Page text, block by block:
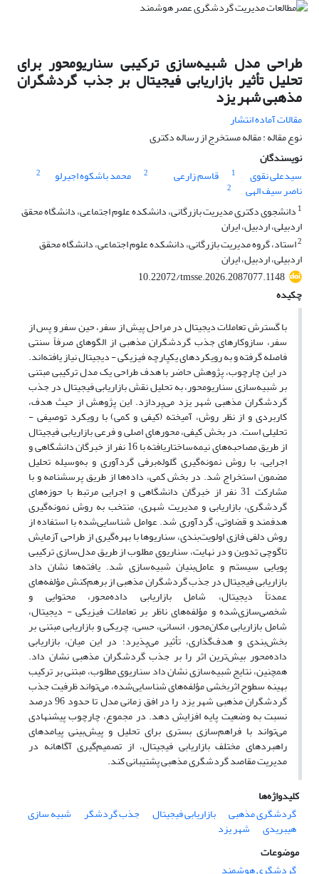
طراحی مدل شبیه‌سازی ترکیبی سناریومحور برای
تحلیل تأثیر بازاریابی فیجیتال بر جذب گردشگران
مذهبی شهر یزد
مقالات آماده انتشار
نوع مقاله : مقاله مستخرج از رساله دکتری
نویسندگان
سیدعلی نقوی
1 قاسم زارعی 2 محمد باشکوه اجیرلو 2
ناصر سیف الهی
2
1 دانشجوی دکتری مدیریت بازرگانی، دانشکده علوم اجتماعی، دانشگاه محقق
اردبیلی، اردبیل، ایران
2استاد، گروه مدیریت بازرگانی، دانشکده علوم اجتماعی، دانشگاه محقق
اردبیلی، اردبیل، ایران
10.22072/tmsse.2026.2087077.1148
چکیده
با گسترش تعاملات دیجیتال در مراحل پیش از سفر، حین سفر و پس از
سفر، سازوکارهای جذب گردشگران مذهبی از الگوهای صرفاً سنتی
فاصله گرفته و به رویکردهای یکپارچه فیزیکی - دیجیتال نیاز یافته‌اند.
در این چارچوب، پژوهش حاضر با هدف طراحی یک مدل ترکیبی مبتنی
بر شبیه‌سازی سناریومحور، به تحلیل نقش بازاریابی فیجیتال در جذب
گردشگران مذهبی شهر یزد می‌پردازد. این پژوهش از حیث هدف،
کاربردی و از نظر روش، آمیخته (کیفی و کمی) با رویکرد توصیفی -
تحلیلی است. در بخش کیفی، محورهای اصلی و فرعی بازاریابی فیجیتال
از طریق مصاحبه‌های نیمه‌ساختاریافته با 16 نفر از خبرگان دانشگاهی و
اجرایی، با روش نمونه‌گیری گلوله‌برفی گردآوری و به‌وسیله تحلیل
مضمون استخراج شد. در بخش کمی، داده‌ها از طریق پرسشنامه و با
مشارکت 31 نفر از خبرگان دانشگاهی و اجرایی مرتبط با حوزه‌های
گردشگری، بازاریابی و مدیریت شهری، منتخب به روش نمونه‌گیری
هدفمند و قضاوتی، گردآوری شد. عوامل شناسایی‌شده با استفاده از
روش دلفی فازی اولویت‌بندی، سناریوها با بهره‌گیری از طراحی آزمایش
تاگوچی تدوین و در نهایت، سناریوی مطلوب از طریق مدل‌سازی ترکیبی
پویایی سیستم و عامل‌بنیان شبیه‌سازی شد. یافته‌ها نشان داد
بازاریابی فیجیتال در جذب گردشگران مذهبی از برهم‌کنش مؤلفه‌های
عمدتاً دیجیتال، شامل بازاریابی داده‌محور، محتوایی و
شخصی‌سازی‌شده و مؤلفه‌های ناظر بر تعاملات فیزیکی - دیجیتال،
شامل بازاریابی مکان‌محور، انسانی، حسی، چریکی و بازاریابی مبتنی بر
بخش‌بندی و هدف‌گذاری، تأثیر می‌پذیرد؛ در این میان، بازاریابی
داده‌محور بیش‌ترین اثر را بر جذب گردشگران مذهبی نشان داد.
همچنین، نتایج شبیه‌سازی نشان داد سناریوی مطلوب، مبتنی بر ترکیب
بهینه سطوح اثربخشی مؤلفه‌های شناسایی‌شده، می‌تواند ظرفیت جذب
گردشگران مذهبی شهر یزد را در افق زمانی مدل تا حدود 96 درصد
نسبت به وضعیت پایه افزایش دهد. در مجموع، چارچوب پیشنهادی
می‌تواند با فراهم‌سازی بستری برای تحلیل و پیش‌بینی پیامدهای
راهبردهای مختلف بازاریابی فیجیتال، از تصمیم‌گیری آگاهانه در
مدیریت مقاصد گردشگری مذهبی پشتیبانی کند.
کلیدواژه‌ها
گردشگری مذهبی
بازاریابی فیجیتال جذب گردشگر شبیه سازی
هیبریدی
شهر یزد
موضوعات